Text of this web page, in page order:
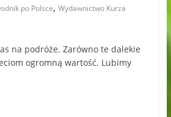
po Polsce, Wydawnictwo Kurza
na podróże. Zarówno te dalekie
ogromną wartość. Lubimy